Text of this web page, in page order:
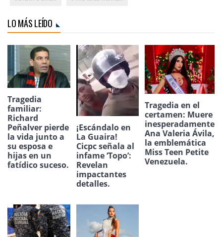
LO MÁS LEÍDO
Tragedia
familiar:
Richard
Peñalver pierde
la vida junto a
su esposa e
hijas en un
fatídico suceso.
¡Escándalo en
La Guaira!
Cicpc señala al
infame ‘Topo’:
Revelan
impactantes
detalles.
Tragedia en el
certamen: Muere
inesperadamente
Ana Valeria Ávila,
la emblemática
Miss Teen Petite
Venezuela.